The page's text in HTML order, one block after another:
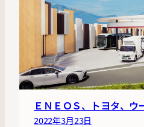
ＥＮＥＯＳ、トヨタ、
2022年3月23日